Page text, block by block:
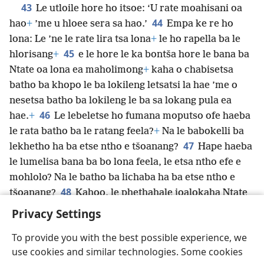
Privacy Settings
To provide you with the best possible experience, we
use cookies and similar technologies. Some cookies
43 Le utloile hore ho itsoe: ‘U rate moahisani oa
hao+ ’me u hloee sera sa hao.’ 44 Empa ke re ho
lona: Le ’ne le rate lira tsa lona+ le ho rapella ba le
hlorisang+ 45 e le hore le ka bontša hore le bana ba
Ntate oa lona ea maholimong+ kaha o chabisetsa
batho ba khopo le ba lokileng letsatsi la hae ’me o
nesetsa batho ba lokileng le ba sa lokang pula ea
hae.+ 46 Le lebeletse ho fumana moputso ofe haeba
le rata batho ba le ratang feela?+ Na le babokelli ba
lekhetho ha ba etse ntho e tšoanang? 47 Hape haeba
le lumelisa bana ba bo lona feela, le etsa ntho efe e
mohlolo? Na le batho ba lichaba ha ba etse ntho e
tšoanang? 48 Kahoo, le phethahale joalokaha Ntate
oa lona ea leholimong a phethahetse.